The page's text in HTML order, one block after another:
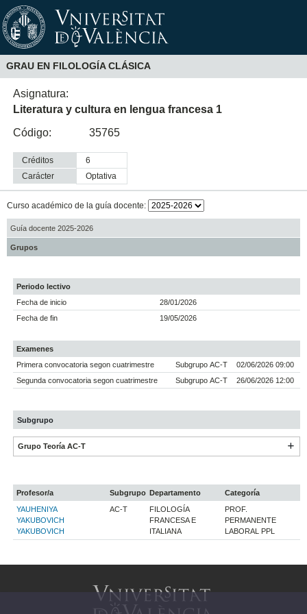
GRAU EN FILOLOGÍA CLÁSICA
Asignatura:
Literatura y cultura en lengua francesa 1
Código:
35765
Créditos
6
Carácter
optativa
Curso académico de la guía docente:
Guía docente 2025-2026
Grupos
Periodo lectivo
Fecha de inicio
28/01/2026
Fecha de fin
19/05/2026
Examenes
Primera convocatoria segon cuatrimestre
Subgrupo AC-T
02/06/2026 09:00
Segunda convocatoria segon cuatrimestre
Subgrupo AC-T 26/06/2026 12:00
Subgrupo
Grupo Teoría AC-T
Profesor/a Subgrupo Departamento
Categoría
YAUHENIYA
YAKUBOVICH
YAKUBOVICH
AC-T
FILOLOGÍA
FRANCESA E
ITALIANA
PROF.
PERMANENTE
LABORAL PPL